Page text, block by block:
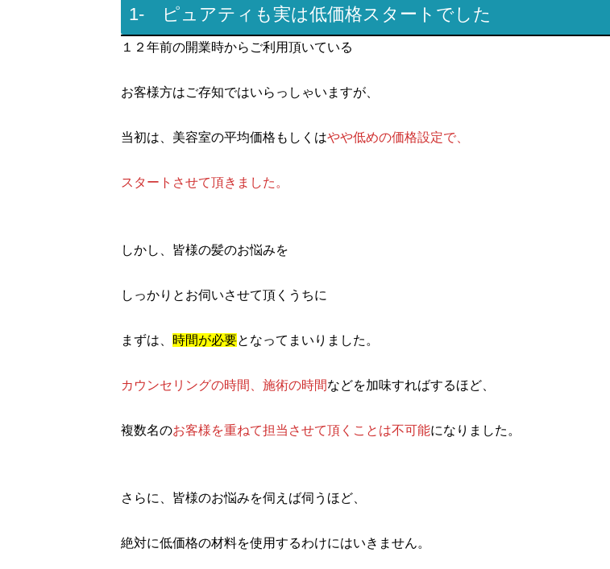
1- ピュアティも実は低価格スタートでした
１２年前の開業時からご利用頂いている
お客様方はご存知ではいらっしゃいますが、
当初は、美容室の平均価格もしくはやや低めの価格設定で、
スタートさせて頂きました。
しかし、皆様の髪のお悩みを
しっかりとお伺いさせて頂くうちに
まずは、 時間が必要となってまいりました。
カウンセリングの時間、施術の時間などを加味すればするほど、
複数名のお客様を重ねて担当させて頂くことは不可能になりました。
さらに、皆様のお悩みを伺えば伺うほど、
絶対に低価格の材料を使用するわけにはいきません。